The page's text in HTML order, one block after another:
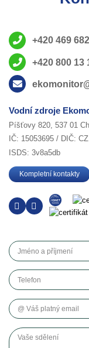
+420 469
+420 800 13
Vodní zdroje
Píšťovy 820, 537 01
IČ: 15053695 / DIČ:
ISDS: 3v8a5db
Kompletní kontakty
Jméno a příjmení
Telefon
Váš platný email
Vaše sdělení